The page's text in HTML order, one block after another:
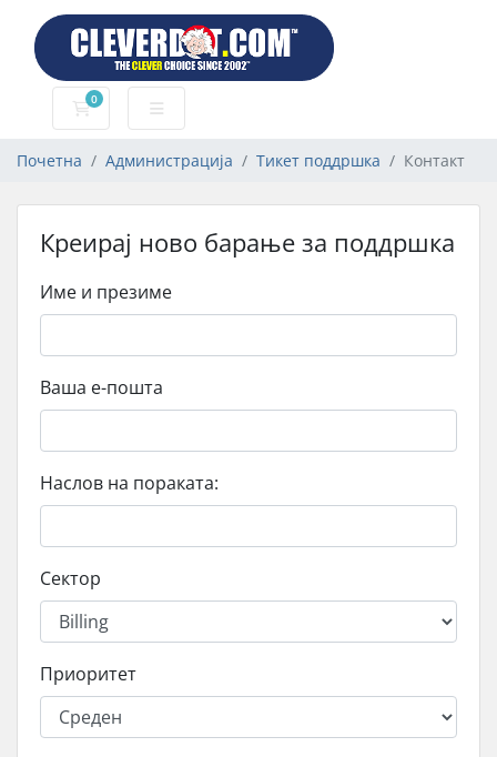
0
Потрошувачка кошничка
Почетна Администрација Тикет поддршка Контакт
Креирај ново барање за поддршка
Име и презиме
Ваша е-пошта
Наслов на пораката:
Сектор
Приоритет